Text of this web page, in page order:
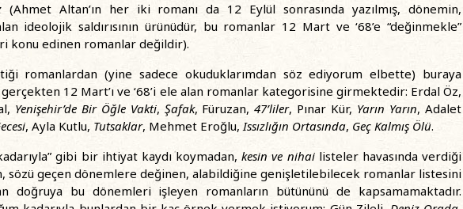
(Ahmet Altan’ın her iki romanı da 12 Eylül sonrasında yazılmış, dönemin,
ideolojik saldırısının ürünüdür, bu romanlar 12 Mart ve ‘68’e “değinmekle”
konu edinen romanlar değildir).
romanlardan (yine sadece okuduklarımdan söz ediyorum elbette) buraya
12 Mart’ı ve ‘68’i ele alan romanlar kategorisine girmektedir: Erdal Öz,
Yenişehir’de Bir Öğle Vakti, Şafak, Füruzan,47’liler, Pınar Kür, Yarın Yarın, Adalet
, Ayla Kutlu, Tutsaklar, Mehmet Eroğlu,Issızlığın Ortasında, Geç Kalmış Ölü.
gibi bir ihtiyat kaydı koymadan,kesin ve nihai listeler havasında verdiği
sözü geçen dönemlere değinen, alabildiğine genişletilebilecek romanlar listesini
doğruya bu dönemleri işleyen romanların bütününü de kapsamamaktadır.